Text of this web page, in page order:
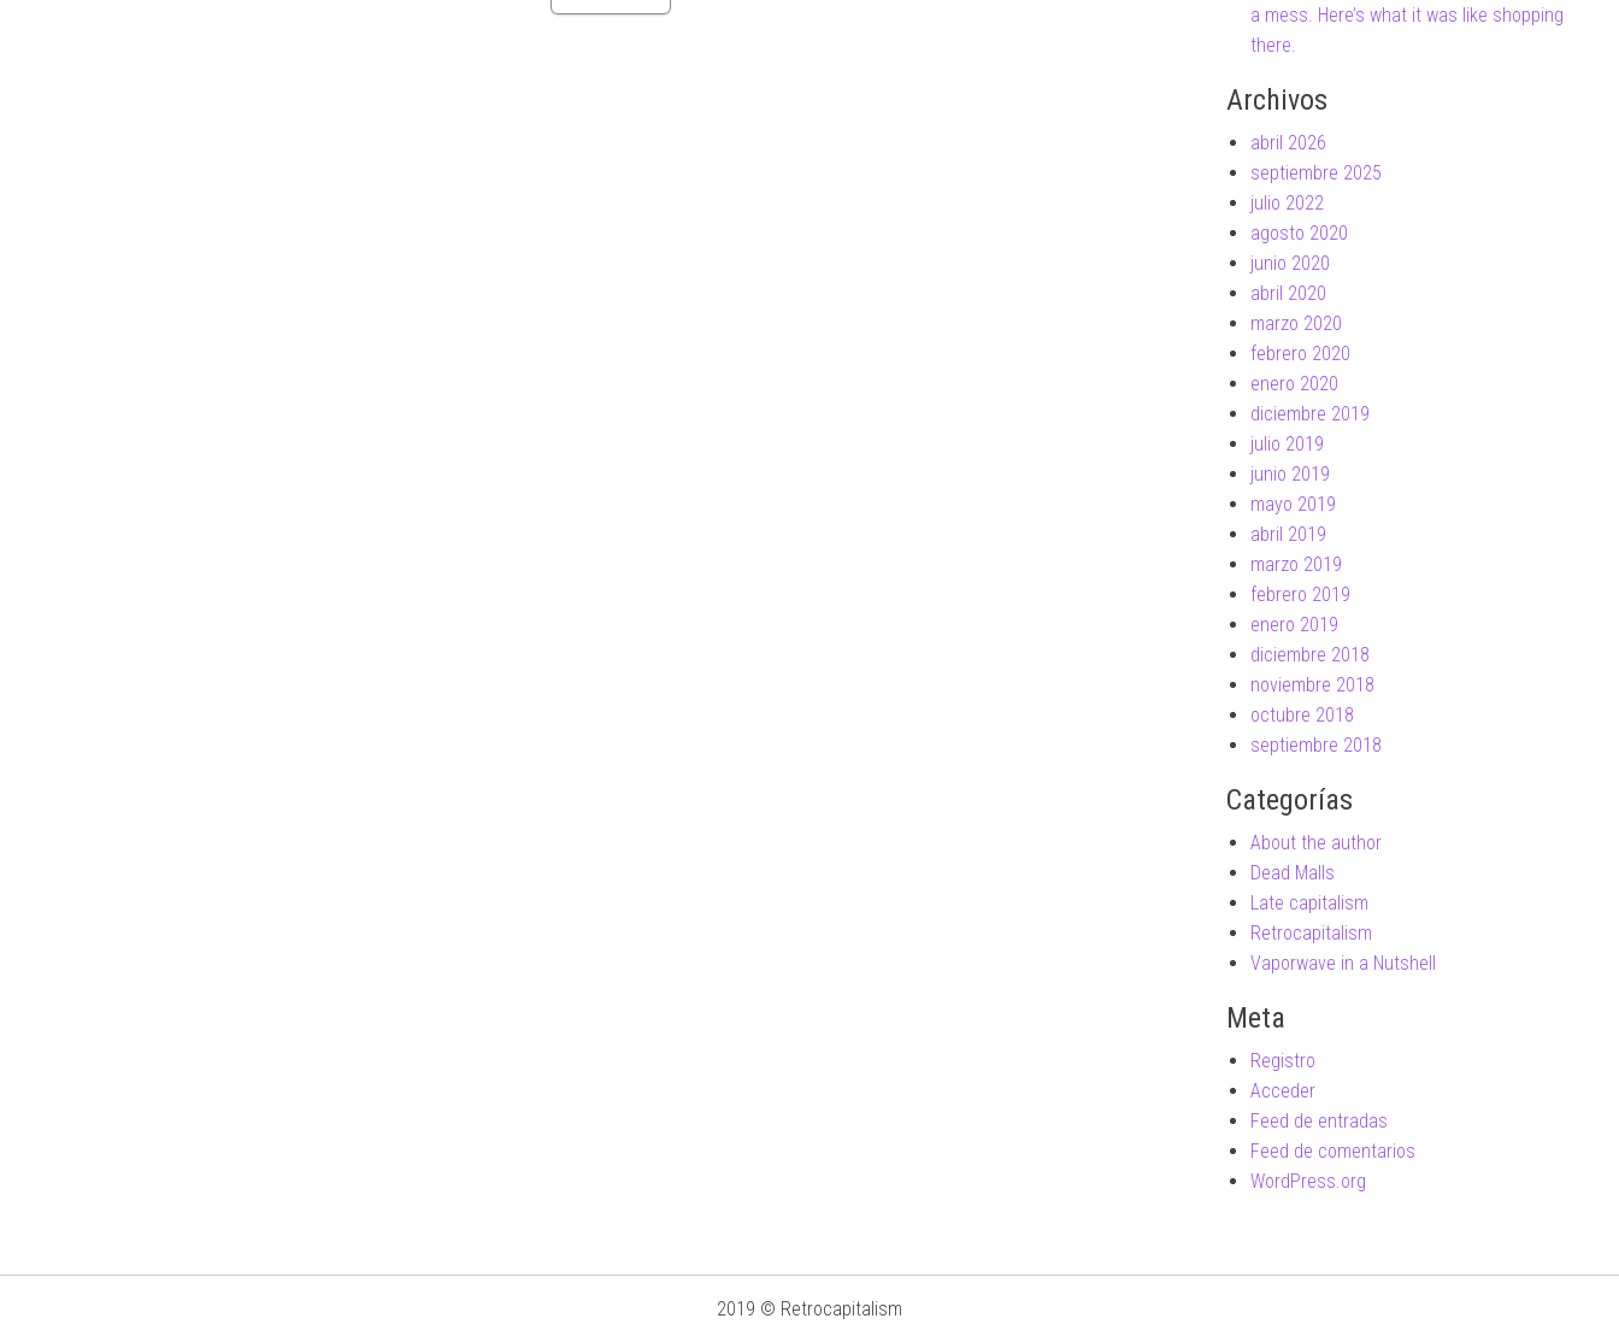
a mess. Here’s what it was like shopping
there.
Archivos
abril 2026
septiembre 2025
julio 2022
agosto 2020
junio 2020
abril 2020
marzo 2020
febrero 2020
enero 2020
diciembre 2019
julio 2019
junio 2019
mayo 2019
abril 2019
marzo 2019
febrero 2019
enero 2019
diciembre 2018
noviembre 2018
octubre 2018
septiembre 2018
Categorías
About the author
Dead Malls
Late capitalism
Retrocapitalism
Vaporwave in a Nutshell
Meta
Registro
Acceder
Feed de entradas
Feed de comentarios
WordPress.org
2019 © Retrocapitalism